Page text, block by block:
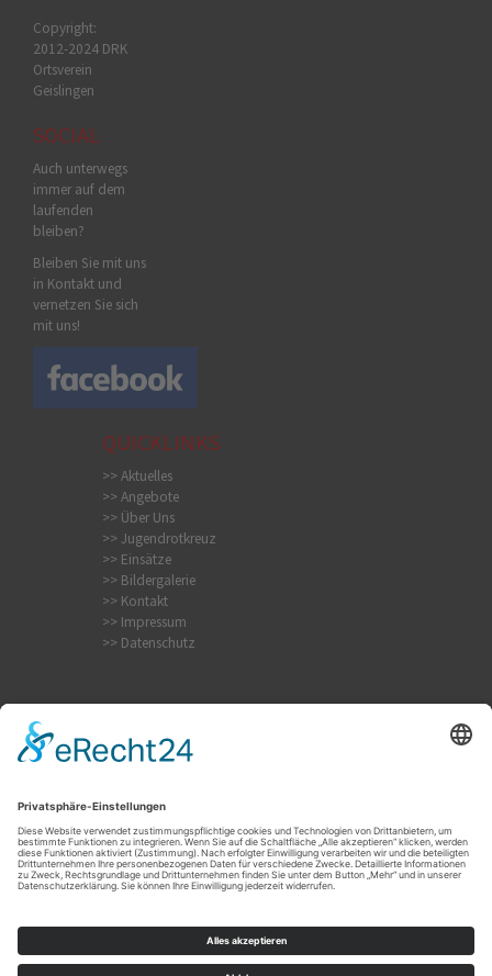
Copyright:
2012-2024 DRK
Ortsverein
Geislingen
SOCIAL
Auch unterwegs
immer auf dem
laufenden
bleiben?
Bleiben Sie mit uns
in Kontakt und
vernetzen Sie sich
mit uns!
QUICKLINKS
>> Aktuelles
>> Angebote
>> Über Uns
>> Jugendrotkreuz
>> Einsätze
>> Bildergalerie
>> Kontakt
>> Impressum
>> Datenschutz
Internistischer Notfall
Krampfanfall